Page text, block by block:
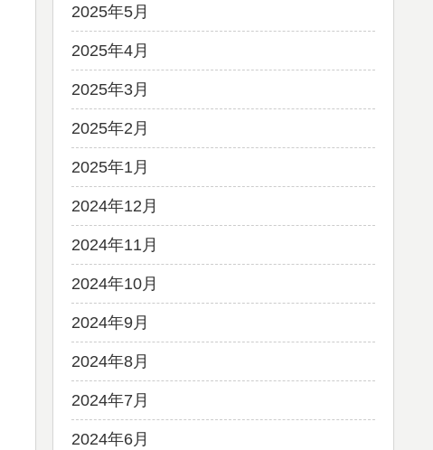
2025年5月
2025年4月
2025年3月
2025年2月
2025年1月
2024年12月
2024年11月
2024年10月
2024年9月
2024年8月
2024年7月
2024年6月